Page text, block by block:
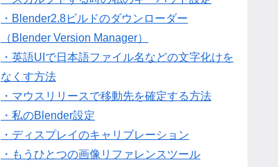
・Blender2.8ビルドのダウンローダー
（Blender Version Manager）
・英語UIで日本語ファイル名などの文字化けを
なくす方法
・マウスリリースで移動先を確定する方法
・私のBlender設定
・ディスプレイのキャリブレーション
・もうひとつの画像リファレンスツール